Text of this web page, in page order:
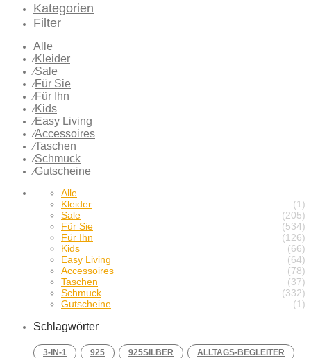
Kategorien
Filter
Alle
⁄Kleider
⁄Sale
⁄Für Sie
⁄Für Ihn
⁄Kids
⁄Easy Living
⁄Accessoires
⁄Taschen
⁄Schmuck
⁄Gutscheine
Alle
Kleider
(1)
Sale
(205)
Für Sie
(534)
Für Ihn
(126)
Kids
(66)
Easy Living
(64)
Accessoires
(78)
Taschen
(37)
Schmuck
(332)
Gutscheine
(1)
Schlagwörter
3-IN-1 925 925SILBER ALLTAGS-BEGLEITER